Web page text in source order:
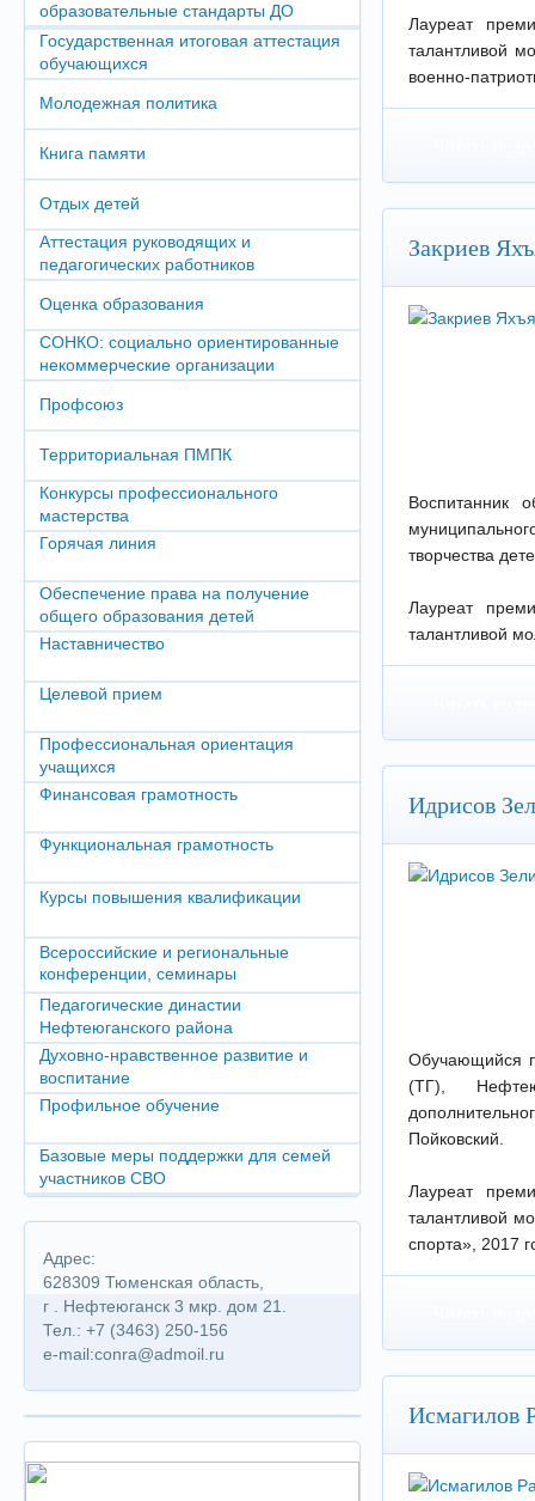
образовательные стандарты ДО
Государственная итоговая аттестация
обучающихся
Молодежная политика
Книга памяти
Отдых детей
Аттестация руководящих и
педагогических работников
Оценка образования
СОНКО: социально ориентированные
некоммерческие организации
Профсоюз
Территориальная ПМПК
Конкурсы профессионального
мастерства
Горячая линия
Обеспечение права на получение
общего образования детей
Наставничество
Целевой прием
Профессиональная ориентация
учащихся
Финансовая грамотность
Функциональная грамотность
Курсы повышения квалификации
Всероссийские и региональные
конференции, семинары
Педагогические династии
Нефтеюганского района
Духовно-нравственное развитие и
воспитание
Профильное обучение
Базовые меры поддержки для семей
участников СВО
Адрес:
628309 Тюменская область,
г . Нефтеюганск 3 мкр. дом 21.
Тел.: +7 (3463) 250-156
e-mail:conra@admoil.ru
Лауреат
талантливой
военно-
Закриев
Воспитанник
творчества
Лауреат
талантливой
Идрисов
Обучающийся
(ТГ),
Пойковский.
Лауреат
талантливой
спорта», 2017
Исмагилов